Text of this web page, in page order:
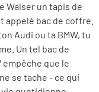
Walser un tapis de
appelé bac de coffre.
Audi ou ta BMW, tu
Un tel bac de
empêche que le
se tache - ce qui